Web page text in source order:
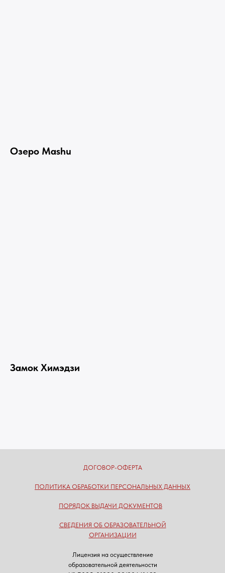
Озеро Mashu
Замок Химэдзи
ДОГОВОР-ОФЕРТА
ПОЛИТИКА ОБРАБОТКИ ПЕРСОНАЛЬНЫХ ДАННЫХ
СВЕДЕНИЯ ОБ ОБРАЗОВАТЕЛЬНОЙ
ОРГАНИЗАЦИИ
ПОРЯДОК ВЫДАЧИ ДОКУМЕНТОВ
Лицензия на осуществление
образовательной деятельности